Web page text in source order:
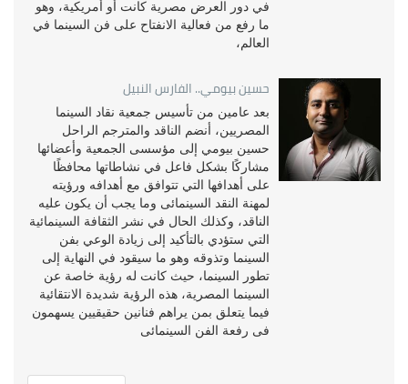
في دور العرض مصرية كانت أو أمريكية، وهو
ما رفع من فعالية الانفتاح على فن السينما في
العالم،
حسين بيومي.. الفارس النبيل
بعد عامين من تأسيس جمعية نقاد السينما
المصريين، أنضم الناقد والمترجم الراحل
حسين بيومي إلى مؤسسى الجمعية وأعضائها
مشاركًا بشكل فاعل في نشاطاتها محافظًا
على أهدافها التي تتوافق مع أهدافه ورؤيته
لمهنة النقد السينمائى وما يجب أن يكون عليه
الناقد، وكذلك الحال في نشر الثقافة السينمائية
التي ستؤدي بالتأكيد إلى زيادة الوعي بفن
السينما وتذوقه وهو ما سيقود في النهاية إلى
تطور السينما، حيث كانت له رؤية خاصة عن
السينما المصرية، هذه الرؤية شديدة الانتقائية
فيما يتعلق بمن يراهم فنانين حقيقيين يسهمون
فى رفعة الفن السينمائى